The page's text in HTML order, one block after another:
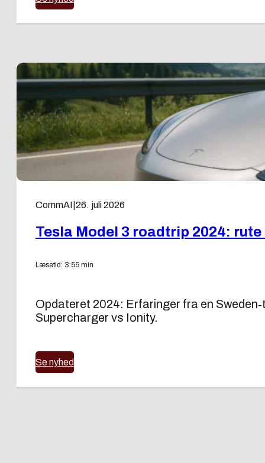
CommAI 26. juli 2026
Tesla Model 3 roadtrip 2024:
Læsetid: 3:55 min
Opdateret 2024: Erfaringer fra en
Supercharger vs Ionity.
Se nyhed